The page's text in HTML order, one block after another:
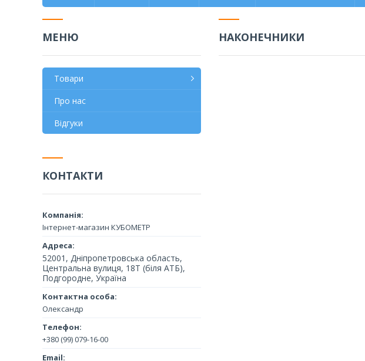
НАКОНЕЧНИКИ
Товари
Про нас
Відгуки
КОНТАКТИ
Інтернет-магазин КУБОМЕТР
52001, Дніпропетровська область,
Центральна вулиця, 18Т (біля АТБ),
Подгородне, Україна
Олександр
+380 (99) 079-16-00